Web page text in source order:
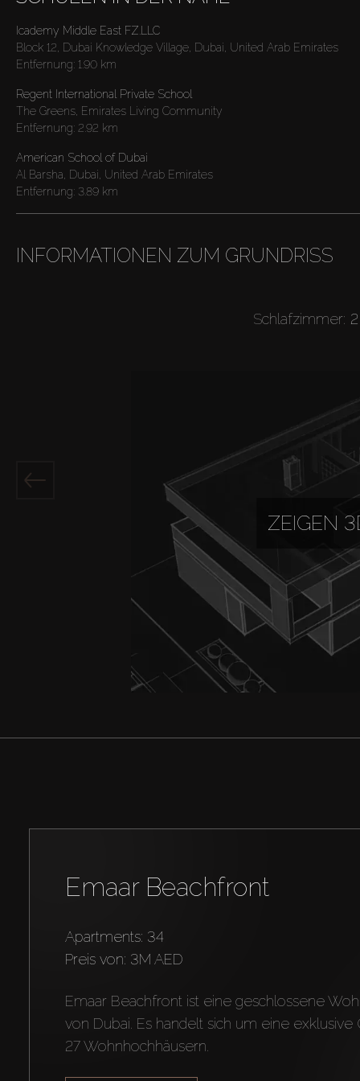
Icademy Middle East FZ.LLC
Block 12, Dubai Knowledge Village, Dubai, United Arab Emirates
Entfernung: 1.90 km
Regent International Private School
The Greens, Emirates Living Community
Entfernung: 2.92 km
American School of Dubai
Al Barsha, Dubai, United Arab Emirates
Entfernung: 3.89 km
INFORMATIONEN ZUM GRUNDRISS
Schlafzimmer: 2
ZEIGEN
Emaar Beachfront
Apartments: 34
preis von: 3M AED
Emaar Beachfront ist eine geschlossene
von Dubai. Es handelt sich um eine
27 Wohnhochhäusern.